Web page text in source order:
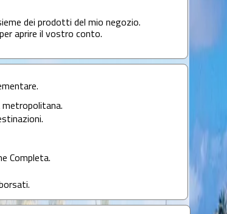
dei prodotti del mio negozio.
per aprire il vostro conto.
metropolitana.
Completa.